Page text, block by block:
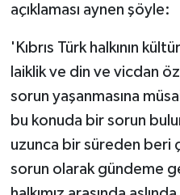
açıklaması aynen şöyle:
'Kıbrıs Türk halkının
laiklik ve din ve vicdan
sorun yaşanmasına
bu konuda bir sorun
uzunca bir süreden beri
sorun olarak gündeme